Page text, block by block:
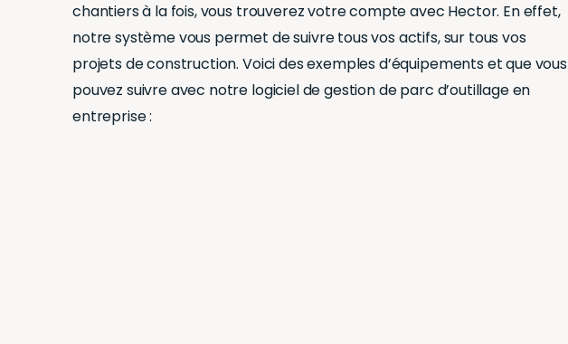
chantiers à la fois, vous trouverez votre compte avec Hector. En effet,
notre système vous permet de suivre tous vos actifs, sur tous vos
projets de construction. Voici des exemples d’équipements et que vous
pouvez suivre avec notre logiciel de gestion de parc d’outillage en
entreprise :